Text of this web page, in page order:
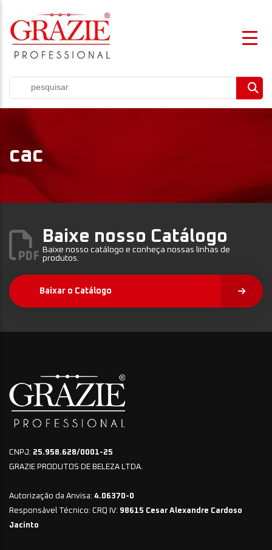
cac
Baixe nosso Catálogo
Baixe nosso catálogo e conheça nossas linhas de
produtos.
Baixar o Catálogo
CNPJ: 25.958.628/0001-25
GRAZIE PRODUTOS DE BELEZA LTDA.
Autorização da Anvisa: 4.06370-0
Responsável Técnico: CRQ IV: 98615 Cesar Alexandre Cardoso
Jacinto